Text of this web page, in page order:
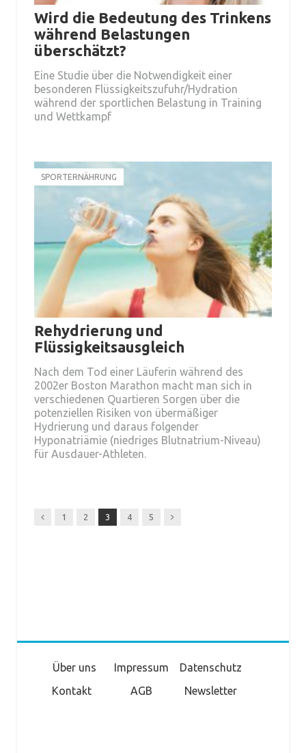
Wird die Bedeutung des Trinkens
während Belastungen
überschätzt?
Eine Studie über die Notwendigkeit einer
besonderen Flüssigkeitszufuhr/Hydration
während der sportlichen Belastung in Training
und Wettkampf
SPORTERNÄHRUNG
Rehydrierung und
Flüssigkeitsausgleich
Nach dem Tod einer Läuferin während des
2002er Boston Marathon macht man sich in
verschiedenen Quartieren Sorgen über die
potenziellen Risiken von übermäßiger
Hydrierung und daraus folgender
Hyponatriämie (niedriges Blutnatrium-Niveau)
für Ausdauer-Athleten.
Previous
1 2 3 4 5 Next
Über uns Impressum
Datenschutz
Kontakt
AGB Newsletter